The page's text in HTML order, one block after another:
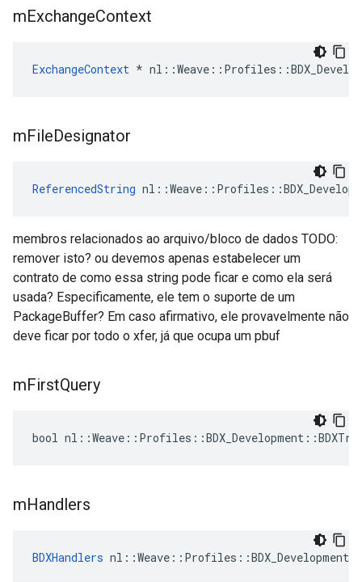
mExchangeContext
ExchangeContext *
mFileDesignator
ReferencedString
membros relacionados ao arquivo/bloco de dados TODO:
remover isto? ou devemos apenas estabelecer um
contrato de como essa string pode ficar e como ela será
usada? Especificamente, ele tem o suporte de um
PackageBuffer? Em caso afirmativo, ele provavelmente não
deve ficar por todo o xfer, já que ocupa um pbuf
mFirstQuery
bool
mHandlers
BDXHandlers